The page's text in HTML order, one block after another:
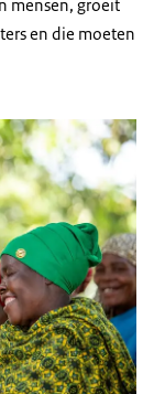
mensen, groeit
en die moeten